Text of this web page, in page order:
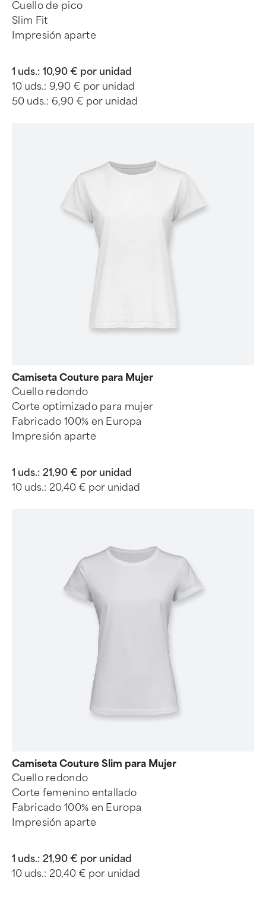
Cuello de pico
Slim Fit
Impresión aparte
1 uds.: 10,90 € por unidad
10 uds.: 9,90 € por unidad
50 uds.: 6,90 € por unidad
Camiseta Couture para Mujer
Cuello redondo
Corte optimizado para mujer
Fabricado 100% en Europa
Impresión aparte
1 uds.: 21,90 € por unidad
10 uds.: 20,40 € por unidad
Camiseta Couture Slim para Mujer
Cuello redondo
Corte femenino entallado
Fabricado 100% en Europa
Impresión aparte
1 uds.: 21,90 € por unidad
10 uds.: 20,40 € por unidad